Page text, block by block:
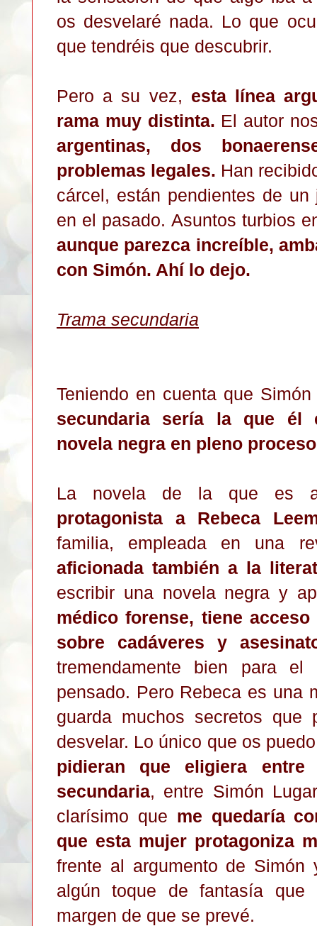
os desvelaré nada. Lo que
que tendréis que descubrir.
Pero a su vez, esta línea
rama muy distinta. El autor
argentinas, dos
problemas legales. Han
cárcel, están pendientes de
en el pasado. Asuntos turbios
aunque parezca increíble,
con Simón. Ahí lo dejo.
Trama secundaria
Teniendo en cuenta que
secundaria sería la que él
novela negra en pleno
La novela de la que es
protagonista a Rebeca
familia, empleada en una
aficionada también a la
escribir una novela negra y
médico forense, tiene
sobre cadáveres y
tremendamente bien para
pensado. Pero Rebeca es una
guarda muchos secretos
desvelar. Lo único que os
pidieran que eligiera
secundaria, entre Simón
clarísimo que me quedaría
que esta mujer protagoniza
frente al argumento de
algún toque de fantasía
margen de que se prevé.